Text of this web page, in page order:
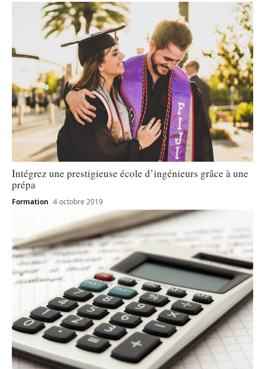
Intégrez une prestigieuse école d’ingénieurs grâce à une
prépa
Formation 4 octobre 2019